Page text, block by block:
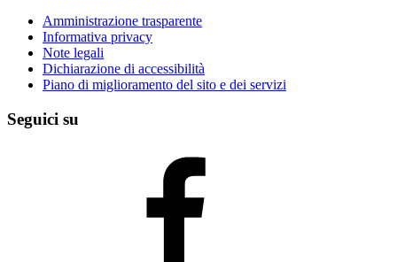
Amministrazione trasparente
Informativa privacy
Note legali
Dichiarazione di accessibilità
Piano di miglioramento del sito e dei servizi
Seguici su